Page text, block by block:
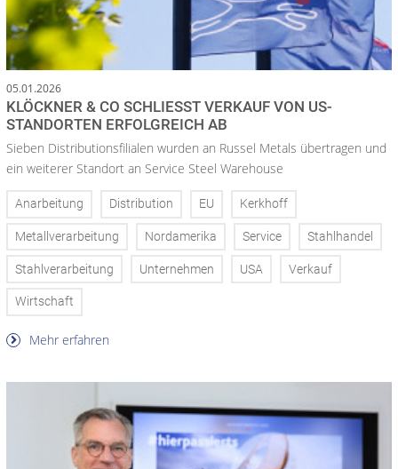
05.01.2026
KLÖCKNER & CO SCHLIESST VERKAUF VON US-S
TANDORTEN ERFOLGREICH AB
Sieben Distributionsfilialen wurden an Russel Metals übertragen und
ein weiterer Standort an Service Steel Warehouse
Anarbeitung Distribution EU Kerkhoff
Metallverarbeitung Nordamerika Service Stahlhandel
Stahlverarbeitung Unternehmen USA Verkauf
Wirtschaft
Mehr erfahren